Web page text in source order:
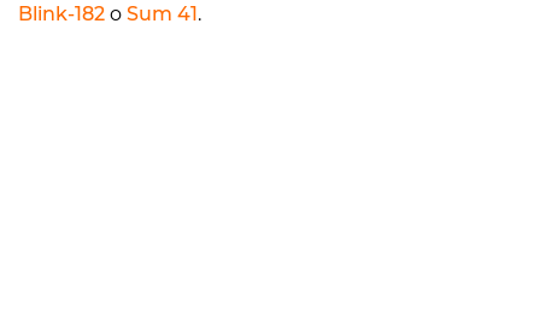
Blink-182 o Sum 41.